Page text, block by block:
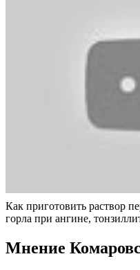
Как приготовить раствор
горла при ангине,
Мнение